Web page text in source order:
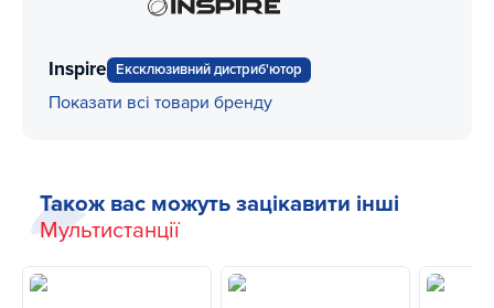
Inspire Ексклюзивний дистриб'ютор
Показати всі товари бренду
Також вас можуть зацікавити інші
Мультистанції